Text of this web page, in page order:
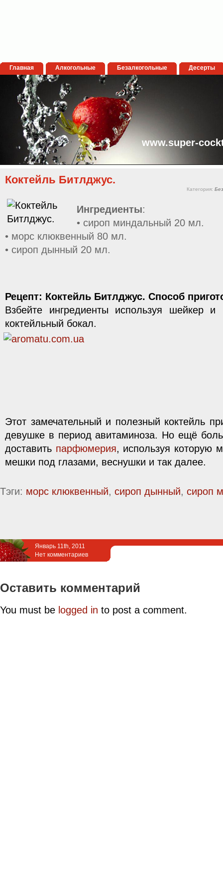
Главная Алкогольные Безалкогольные Десерты
www.super-
Коктейль Битлджус.
Категория:
Ингредиенты:
• сироп миндальный 20 мл.
• морс клюквенный 80 мл.
• сироп дынный 20 мл.
Рецепт: Коктейль Битлджус. Способ
Взбейте ингредиенты используя шейкер и
коктейльный бокал.
Этот замечательный и полезный коктейль
девушке в период авитаминоза. Но ещё
доставить парфюмерия, используя которую
мешки под глазами, веснушки и так далее.
Тэги: морс клюквенный, сироп дынный, сироп
Январь 11th, 2011
Нет комментариев
Оставить комментарий
You must be logged in to post a comment.